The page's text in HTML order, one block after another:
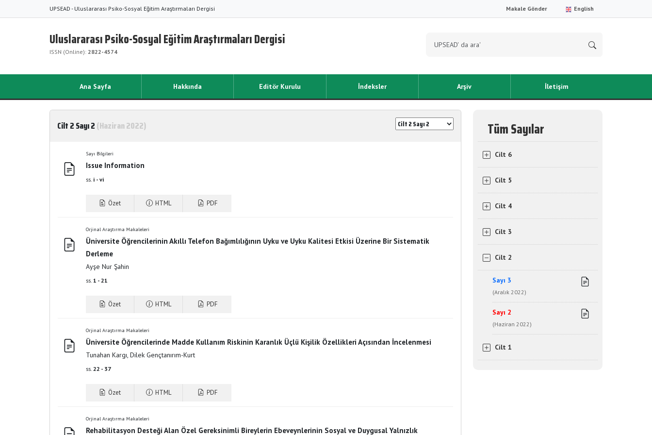
UPSEAD - Uluslararası Psiko-Sosyal Eğitim Araştırmaları Dergisi Makale Gönder English
Uluslararası Psiko-Sosyal Eğitim Araştırmaları Dergisi
ISSN (Online): 2822-4574
Ana Sayfa Hakkında Editör Kurulu İndeksler Arşiv İletişim
Cilt 2 Sayı 2(Haziran 2022)
Sayı Bilgileri
Issue Information
ss. i - vi
Özet HTML PDF
Orjinal Araştırma Makaleleri
Üniversite Öğrencilerinin Akıllı Telefon Bağımlılığının Uyku ve Uyku Kalitesi Etkisi Üzerine Bir Sistematik
Derleme
Ayşe Nur Şahin
ss. 1 - 21
Özet HTML PDF
Orjinal Araştırma Makaleleri
Üniversite Öğrencilerinde Madde Kullanım Riskinin Karanlık Üçlü Kişilik Özellikleri Açısından İncelenmesi
Tunahan Kargı, Dilek Gençtanırım-Kurt
ss. 22 - 37
Özet HTML PDF
Orjinal Araştırma Makaleleri
Rehabilitasyon Desteği Alan Özel Gereksinimli Bireylerin Ebeveynlerinin Sosyal ve Duygusal Yalnızlık
Tüm Sayılar
Cilt 6
Cilt 5
Cilt 4
Cilt 3
Cilt 2
Sayı 3
(Aralık 2022)
Sayı 2
(Haziran 2022)
Cilt 1